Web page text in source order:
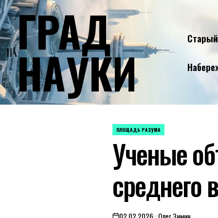
Skip
to
contentГРАД
НАУКИ
POSTED
ПЛОЩАДЬ РАЗУМА
Ученые
среднего